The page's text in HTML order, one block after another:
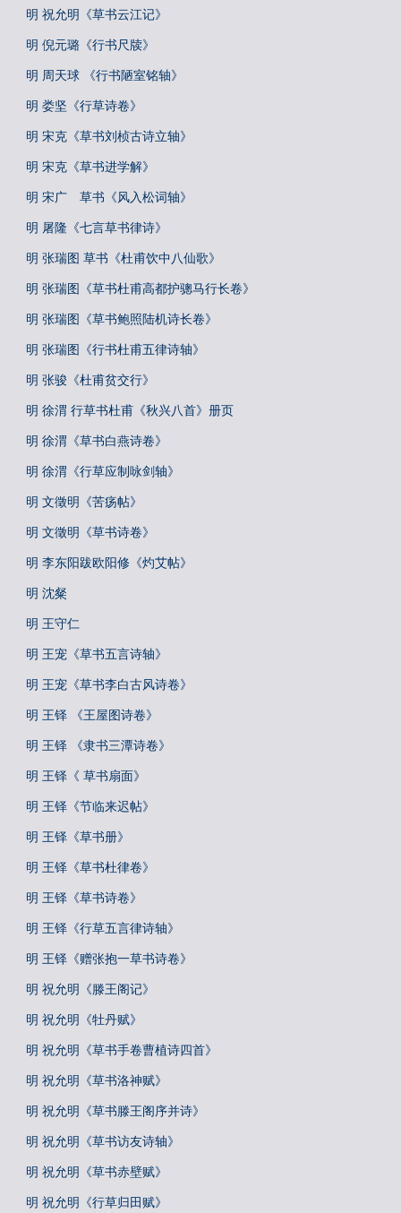
明 祝允明《草书云江记》
明 倪元璐《行书尺牍》
明 周天球 《行书陋室铭轴》
明 娄坚《行草诗卷》
明 宋克《草书刘桢古诗立轴》
明 宋克《草书进学解》
明 宋广 草书《风入松词轴》
明 屠隆《七言草书律诗》
明 张瑞图 草书《杜甫饮中八仙歌》
明 张瑞图《草书杜甫高都护骢马行长卷》
明 张瑞图《草书鲍照陆机诗长卷》
明 张瑞图《行书杜甫五律诗轴》
明 张骏《杜甫贫交行》
明 徐渭 行草书杜甫《秋兴八首》册页
明 徐渭《草书白燕诗卷》
明 徐渭《行草应制咏剑轴》
明 文徵明《苦疡帖》
明 文徵明《草书诗卷》
明 李东阳跋欧阳修《灼艾帖》
明 沈粲
明 王守仁
明 王宠《草书五言诗轴》
明 王宠《草书李白古风诗卷》
明 王铎 《王屋图诗卷》
明 王铎 《隶书三潭诗卷》
明 王铎《 草书扇面》
明 王铎《节临来迟帖》
明 王铎《草书册》
明 王铎《草书杜律卷》
明 王铎《草书诗卷》
明 王铎《行草五言律诗轴》
明 王铎《赠张抱一草书诗卷》
明 祝允明《滕王阁记》
明 祝允明《牡丹赋》
明 祝允明《草书手卷曹植诗四首》
明 祝允明《草书洛神赋》
明 祝允明《草书滕王阁序并诗》
明 祝允明《草书访友诗轴》
明 祝允明《草书赤壁赋》
明 祝允明《行草归田赋》